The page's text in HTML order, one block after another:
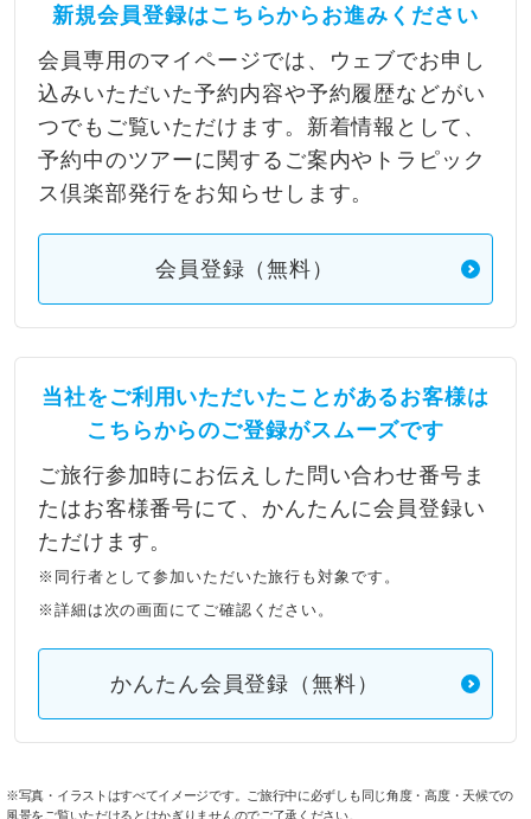
新規会員登録はこちらからお進みください
会員専用のマイページでは、ウェブでお申し
込みいただいた予約内容や予約履歴などがい
つでもご覧いただけます。新着情報として、
予約中のツアーに関するご案内やトラピック
ス倶楽部発行をお知らせします。
会員登録（無料）
当社をご利用いただいたことがあるお客様は
こちらからのご登録がスムーズです
ご旅行参加時にお伝えした問い合わせ番号ま
たはお客様番号にて、かんたんに会員登録い
ただけます。
※同行者として参加いただいた旅行も対象です。
※詳細は次の画面にてご確認ください。
かんたん会員登録（無料）
※写真・イラストはすべてイメージです。ご旅行中に必ずしも同じ角度・高度・天候での
風景をご覧いただけるとはかぎりませんのでご了承ください。